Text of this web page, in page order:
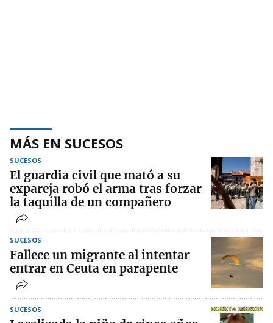
MÁS EN SUCESOS
SUCESOS
El guardia civil que mató a su
expareja robó el arma tras forzar
la taquilla de un compañero
SUCESOS
Fallece un migrante al intentar
entrar en Ceuta en parapente
SUCESOS